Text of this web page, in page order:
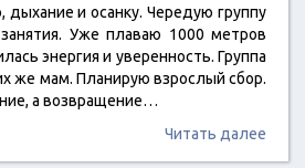
дыхание и осанку. Чередую группу
Уже плаваю 1000 метров
энергия и уверенность. Группа
же мам. Планирую взрослый сбор.
а возвращение…
Читать далее